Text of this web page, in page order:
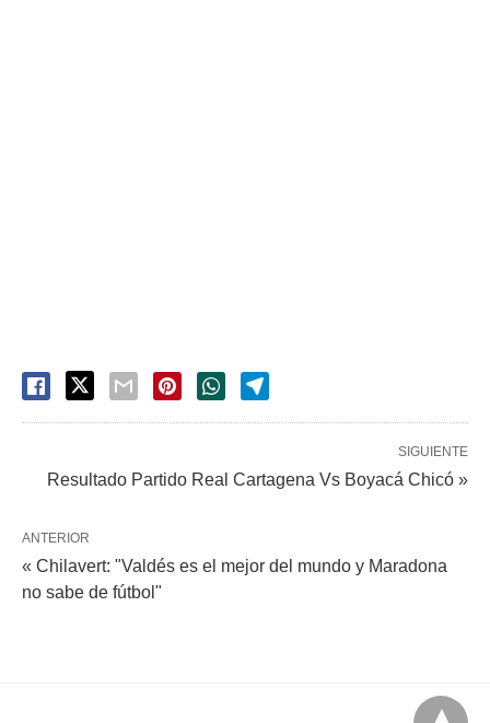
SIGUIENTE
Resultado Partido Real Cartagena Vs Boyacá Chicó »
ANTERIOR
« Chilavert: "Valdés es el mejor del mundo y Maradona
no sabe de fútbol"